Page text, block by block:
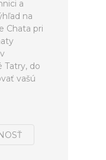
a
na
Chata pri
Tatry, do
vašú